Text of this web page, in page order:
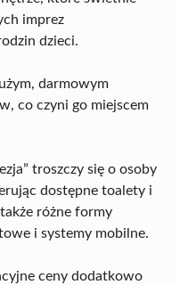
imprez
dzieci.
darmowym
co czyni go miejscem
troszczy się o osoby
dostępne toalety i
różne formy
i systemy mobilne.
ceny dodatkowo